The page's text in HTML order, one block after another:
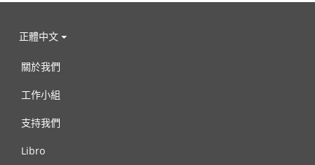
正體中文
關於我們
工作小組
支持我們
Libro